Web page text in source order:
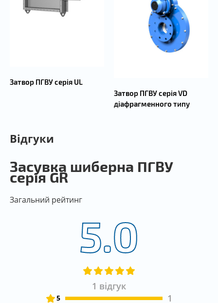
Затвор ПГВУ серія UL
Затвор ПГВУ серія VD
діафрагменного типу
Відгуки
Засувка шиберна ПГВУ
серія GR
Загальний рейтинг
5.0
1 відгук
5 1